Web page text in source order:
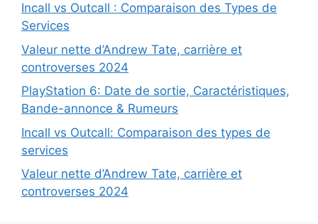
Incall vs Outcall : Comparaison des Types de
Services
Valeur nette d’Andrew Tate, carrière et
controverses 2024
PlayStation 6: Date de sortie, Caractéristiques,
Bande-annonce & Rumeurs
Incall vs Outcall: Comparaison des types de
services
Valeur nette d’Andrew Tate, carrière et
controverses 2024